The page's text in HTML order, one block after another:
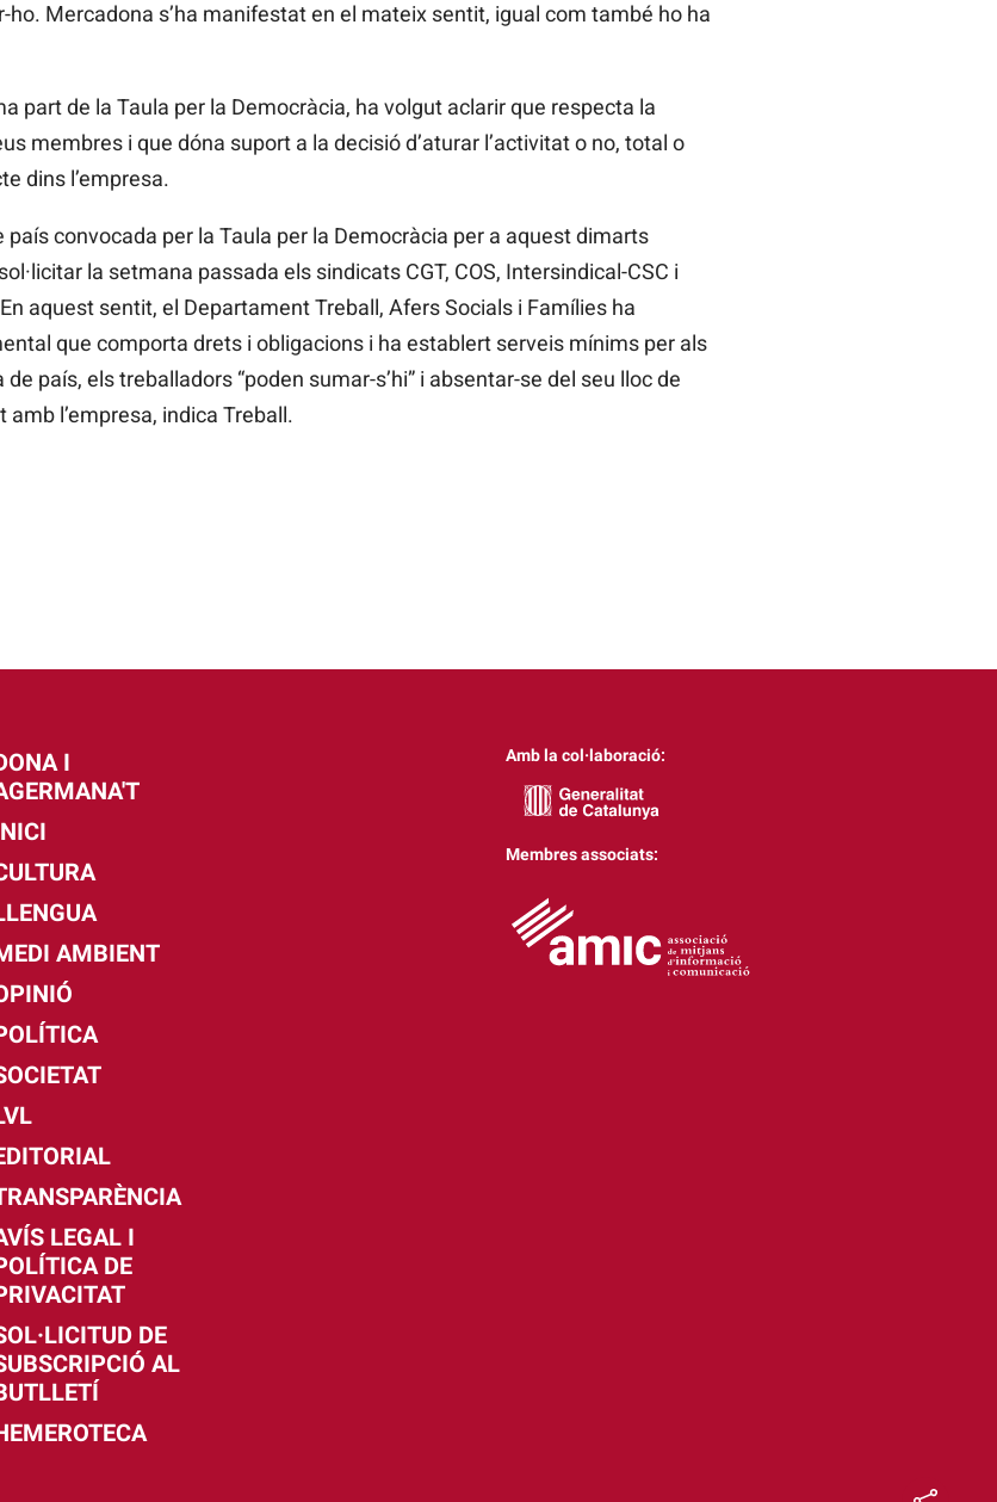
Mercadona s’ha manifestat en el mateix sentit, igual com també ho ha
part de la Taula per la Democràcia, ha volgut aclarir que respecta la
membres i que dóna suport a la decisió d’aturar l’activitat o no, total o
dins l’empresa.
país convocada per la Taula per la Democràcia per a aquest dimarts
la setmana passada els sindicats CGT, COS, Intersindical-CSC i
aquest sentit, el Departament Treball, Afers Socials i Famílies ha
que comporta drets i obligacions i ha establert serveis mínims per als
país, els treballadors “poden sumar-s’hi” i absentar-se del seu lloc de
l’empresa, indica Treball.
I
AMBIENT
LEGAL I
DE
DE
AL
Amb la col·laboració:
Membres associats: